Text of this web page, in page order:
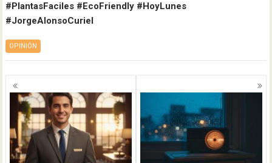
#PlantasFaciles #EcoFriendly #HoyLunes
#JorgeAlonsoCuriel
OPINIÓN
Navegación
de
entradas